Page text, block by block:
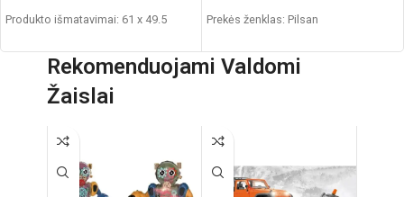
Produkto išmatavimai: 61 x 49.5
Maksimali apkrova: 20 kg
Svoris: 1,355 kg
Rekomenduojamas amžius: nuo 1
Prekės ženklas: Pilsan
cm
metų
Rekomenduojami Valdomi
Žaislai